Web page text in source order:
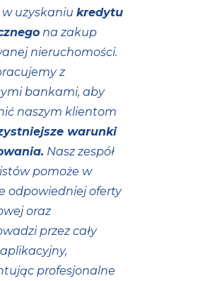
uzyskaniu kredytu
na zakup
nieruchomości.
z
bankami, aby
naszym klientom
warunki
Nasz zespół
pomoże w
odpowiedniej oferty
oraz
przez cały
profesjonalne